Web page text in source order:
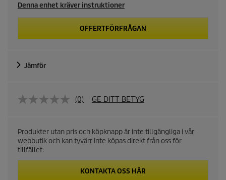
Denna enhet kräver instruktioner
OFFERTFÖRFRÅGAN
Jämför
(0) GE DITT BETYG
Produkter utan pris och köpknapp är inte tillgängliga i vår
webbutik och kan tyvärr inte köpas direkt från oss för
tillfället.
KONTAKTA OSS HÄR